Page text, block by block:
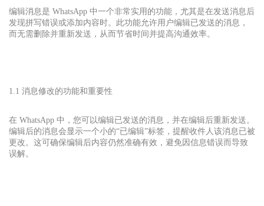
编辑消息是 WhatsApp 中一个非常实用的功能，尤其是在发送消息后
发现拼写错误或添加内容时。此功能允许用户编辑已发送的消息，
而无需删除并重新发送，从而节省时间并提高沟通效率。
1.1 消息修改的功能和重要性
在 WhatsApp 中，您可以编辑已发送的消息，并在编辑后重新发送。
编辑后的消息会显示一个小的“已编辑”标签，提醒收件人该消息已被
更改。这可确保编辑后内容仍然准确有效，避免因信息错误而导致
误解。